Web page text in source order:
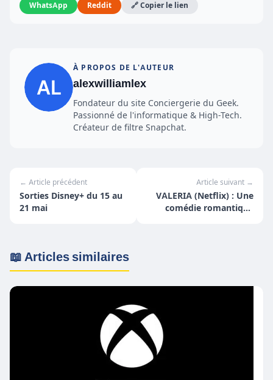
WhatsApp
Reddit 🔗 Copier le lien
À PROPOS DE L'AUTEUR
alexwilliamlex
Fondateur du site Conciergerie du Geek.
Passionné de l'informatique & High-Tech.
Créateur de filtre Snapchat.
← Article précédent
Sorties Disney+ du 15 au
21 mai
Article suivant →
VALERIA (Netflix) : Une
comédie romantique
📖 Articles similaires